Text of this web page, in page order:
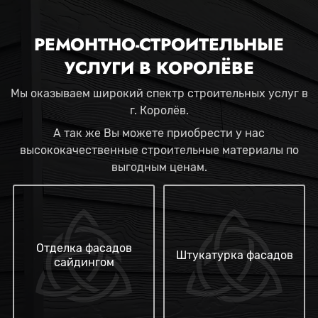
РЕМОНТНО-СТРОИТЕЛЬНЫЕ
УСЛУГИ В КОРОЛЁВЕ
Мы оказываем широкий спектр строительных услуг в
г. Королёв.
А так же Вы можете приобрести у нас
высококачественные строительные материалы по
выгодным ценам.
Отделка фасадов
сайдингом
Штукатурка фасадов